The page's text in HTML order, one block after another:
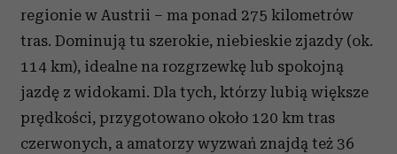
regionie w Austrii – ma ponad 275 kilometrów
tras. Dominują tu szerokie, niebieskie zjazdy (ok.
114 km), idealne na rozgrzewkę lub spokojną
jazdę z widokami. Dla tych, którzy lubią większe
prędkości, przygotowano około 120 km tras
czerwonych, a amatorzy wyzwań znajdą też 36